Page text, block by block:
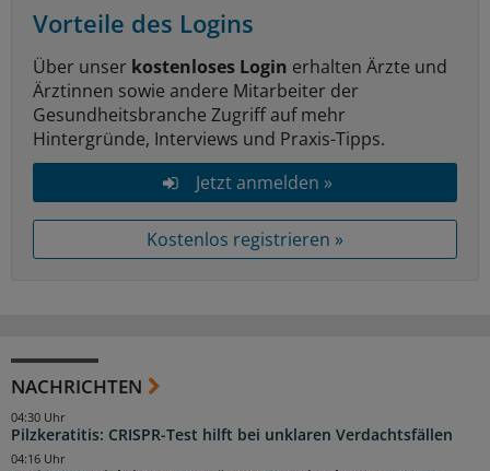
Vorteile des Logins
Über unser kostenloses Login erhalten Ärzte und
Ärztinnen sowie andere Mitarbeiter der
Gesundheitsbranche Zugriff auf mehr
Hintergründe, Interviews und Praxis-Tipps.
Jetzt anmelden »
Kostenlos registrieren »
NACHRICHTEN
Pilzkeratitis: CRISPR-Test hilft bei unklaren Verdachtsfällen
04:30 Uhr
04:16 Uhr